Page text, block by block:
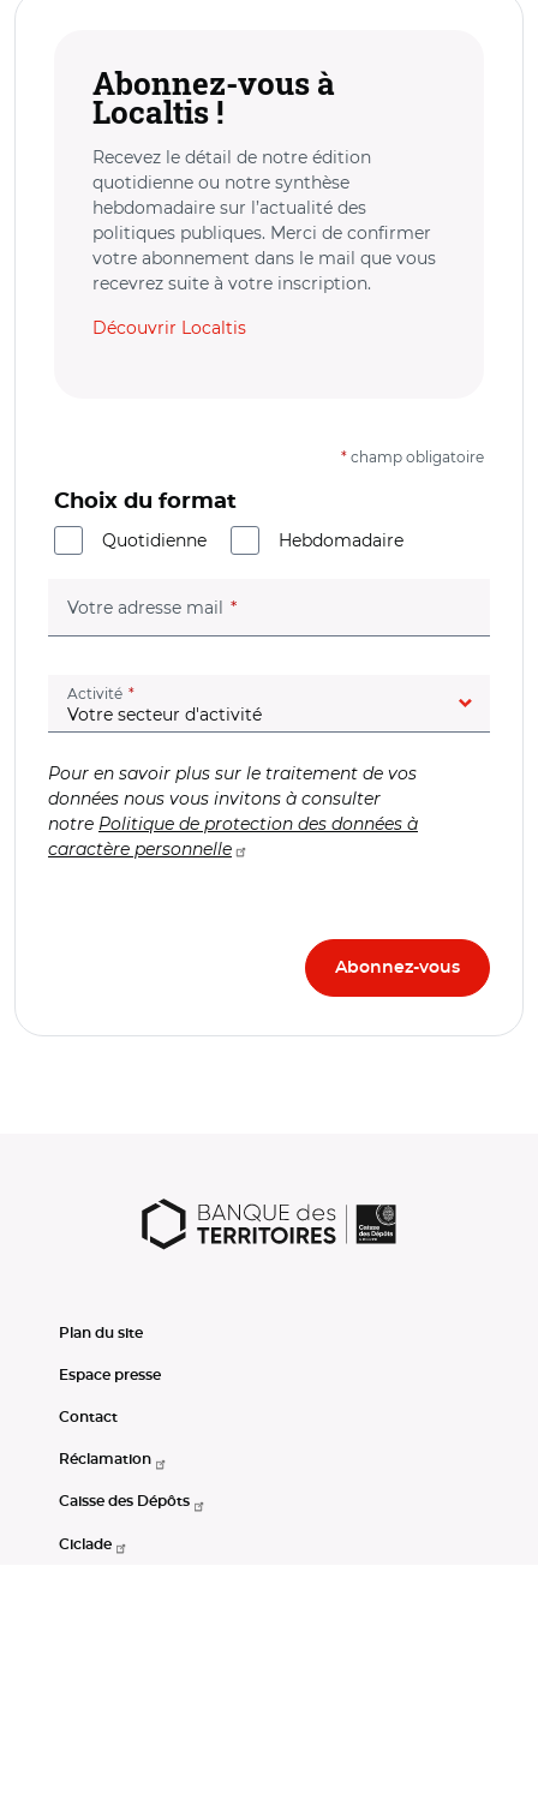
Abonnez-vous à
Localtis !
Recevez le détail de notre édition
quotidienne ou notre synthèse
hebdomadaire sur l’actualité des
politiques publiques. Merci de confirmer
votre abonnement dans le mail que vous
recevrez suite à votre inscription.
Découvrir Localtis
* champ obligatoire
Choix du format
Quotidienne
Hebdomadaire
Votre adresse mail (champ obligatoire)
Activité (champ obligatoire)
Pour en savoir plus sur le traitement de vos
données nous vous invitons à consulter
notre Politique de protection des données à
caractère personnelle
Plan du site
Espace presse
Contact
Réclamation
Caisse des Dépôts
Ciclade